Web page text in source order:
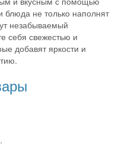
не только наполнят
незабываемый
себя свежестью и
добавят яркости и